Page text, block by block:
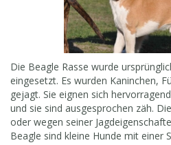
Die Beagle Rasse wurde
eingesetzt. Es wurden Kaninchen,
gejagt. Sie eignen sich
und sie sind ausgesprochen zäh.
oder wegen seiner
Beagle sind kleine Hunde mit einer